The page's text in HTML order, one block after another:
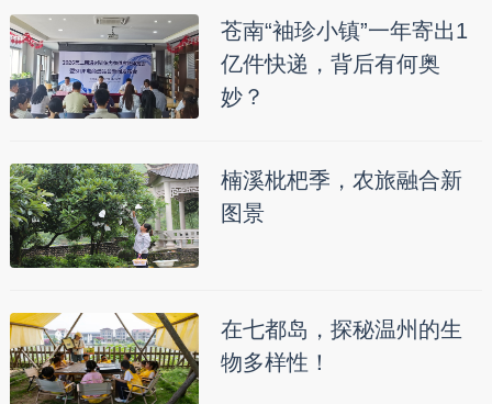
苍南“袖珍小镇”一年寄出1
亿件快递，背后有何奥
妙？
楠溪枇杷季，农旅融合新
图景
在七都岛，探秘温州的生
物多样性！